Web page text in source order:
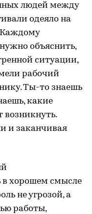
людей между
одеяло на
Каждому
объяснить,
ситуации,
рабочий
Ты-то знаешь
какие
возникнуть.
и заканчивая
в хорошем смысле
не угрозой, а
работы,